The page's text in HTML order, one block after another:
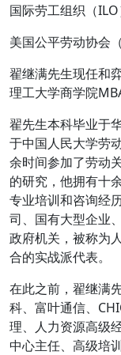
国际劳工组织（ILO
美国公平劳动协会
翟继满先生现任和
理工大学商学院
翟先生本科毕业于
于中国人民大学劳
余时间参加了劳动
的研究，他拥有十
专业培训和咨询经
司、国有大型企业
政府机关，被称为
合的实战派代表。
在此之前，翟继满
科、富叶通信、
理、人力资源高级
中心主任、高级培训